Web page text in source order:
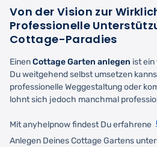
Von der Vision zur
Professionelle
Cottage-Paradies
EinenCottage Garten anlegen ist
Du weitgehend selbst umsetzen
professionelle Weggestaltung oder
lohnt sich jedoch manchmal
Mit anyhelpnow findest Du erfahrene
Anlegen Deines Cottage Gartens